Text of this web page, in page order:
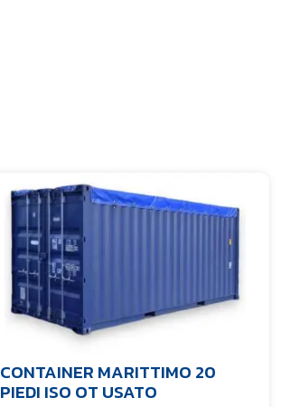
CONTAINER MARITTIMO 20
PIEDI ISO OT USATO